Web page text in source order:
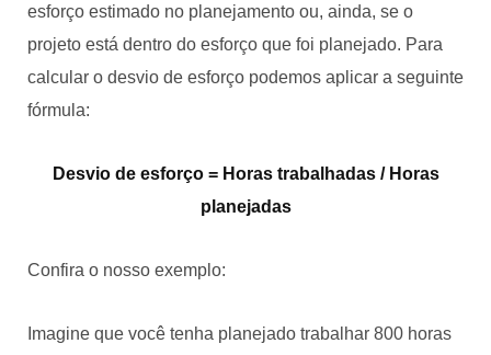
esforço estimado no planejamento ou, ainda, se o
projeto está dentro do esforço que foi planejado. Para
calcular o desvio de esforço podemos aplicar a seguinte
fórmula:
Desvio de esforço = Horas trabalhadas / Horas
planejadas
Confira o nosso exemplo:
Imagine que você tenha planejado trabalhar 800 horas